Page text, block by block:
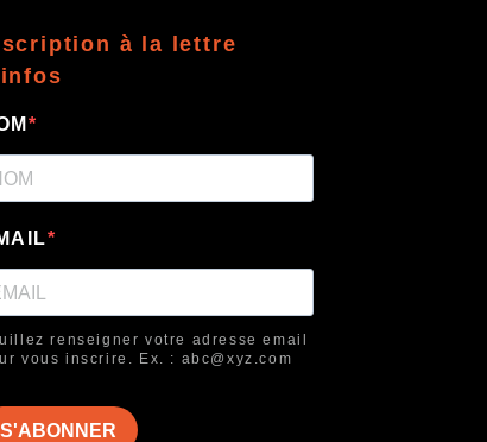
à la lettre
renseigner votre adresse email
vous inscrire. Ex. : abc@xyz.com
S'ABONNER